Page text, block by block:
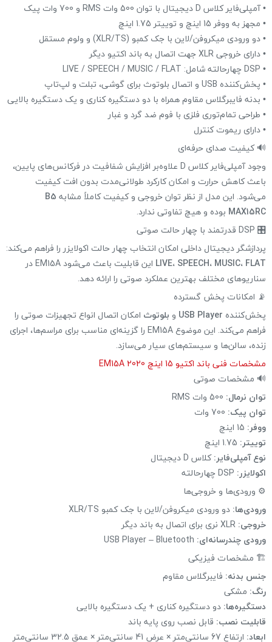
• آمپلی‌فایر کلاس D دیجیتال با توان 500 وات RMS و 700 وات پیک
• مجهز به ووفر 15 اینچ و توییتر 1.75 اینچ
• دو ورودی میکروفن/لاین با جک کمبو (XLR/TS) و ولوم مستقل
• دارای خروجی XLR جهت اتصال به باند اکتیو دیگر
• DSP چهارحالته شامل: LIVE / SPEECH / MUSIC / FLAT
• پخش‌کننده USB و اتصال بلوتوث برای گوشی، تبلت و لپ‌تاپ
• بدنه فایبرگلاس مقاوم همراه با دو دستگیره کناری و یک دستگیره بالایی
• طراحی تمام‌توری فلزی با فوم ضد گرد و غبار
• دارای ریموت کنترل
🔊 کیفیت صدای حرفه‌ای
وجود آمپلی‌فایر کلاس D علاوه‌بر افزایش شفافیت در فرکانس‌های پایین،
باعث کاهش حرارت و امکان کارکرد طولانی‌مدت بدون افت کیفیت
می‌شود. این مدل از نظر توان خروجی و کیفیت کاملاً مشابه B5
MAX15RC بوده و هیچ تفاوتی ندارد.
🎛 DSP قدرتمند با چهار حالت صوتی
پردازشگر دیجیتال داخلی امکان انتخاب چهار حالت اکولایزر را فراهم می‌کند:
LIVE، SPEECH، MUSIC، FLAT
این قابلیت باعث می‌شود EM15A در
سناریوهای مختلف بهترین عملکرد صوتی را ارائه دهد.
📡 امکانات پخش گسترده
پخش‌کننده USB Player و بلوتوث امکان اتصال انواع تجهیزات صوتی را
فراهم می‌کند. این موضوع EM15A را گزینه‌ای مناسب برای مراسم‌ها، اجرای
زنده، سالن‌ها و سیستم‌های سیار می‌سازد.
مشخصات فنی باند اکتیو 15 اینچ 2020 EM15A
🔊 مشخصات صوتی
توان نرمال:
توان پیک:
ووفر:
توییتر:
نوع آمپلی‌فایر:کلاس D دیجیتال
اکولایزر:
⚙ ورودی‌ها و خروجی‌ها
ورودی‌ها: دو ورودی میکروفن/لاین با جک کمبو XLR/TS
خروجی:
ورودی چندرسانه‌ای:
🏗 مشخصات فیزیکی
جنس بدنه: فایبرگلاس مقاوم
رنگ: مشکی
دستگیره‌ها: دو دستگیره کناری + یک دستگیره بالایی
قابلیت نصب: قابل نصب روی پایه باند
ابعاد: ارتفاع 67 سانتی‌متر × عرض 41 سانتی‌متر × عمق 32.5 سانتی‌متر